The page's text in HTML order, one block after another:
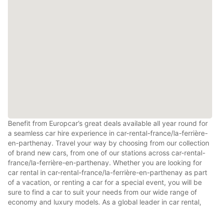
Benefit from Europcar’s great deals available all year round for
a seamless car hire experience in car-rental-france/la-ferrière-
en-parthenay. Travel your way by choosing from our collection
of brand new cars, from one of our stations across car-rental-
france/la-ferrière-en-parthenay. Whether you are looking for
car rental in car-rental-france/la-ferrière-en-parthenay as part
of a vacation, or renting a car for a special event, you will be
sure to find a car to suit your needs from our wide range of
economy and luxury models. As a global leader in car rental,